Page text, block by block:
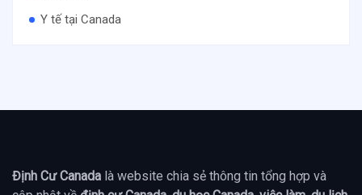
Y tế tại Canada
Định Cư Canada là website chia sẻ thông tin tổng hợp và